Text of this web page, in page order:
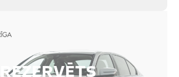
REZERVĒTS